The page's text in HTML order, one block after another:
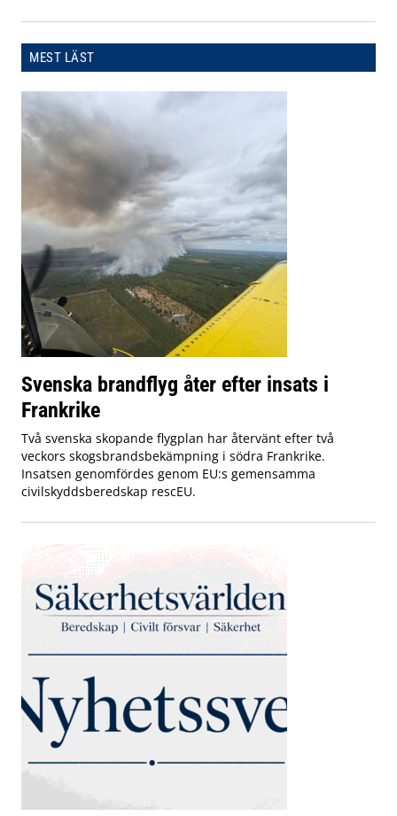
MEST LÄST
Svenska brandflyg åter efter insats i
Frankrike
Två svenska skopande flygplan har återvänt efter två
veckors skogsbrandsbekämpning i södra Frankrike.
Insatsen genomfördes genom EU:s gemensamma
civilskyddsberedskap rescEU.